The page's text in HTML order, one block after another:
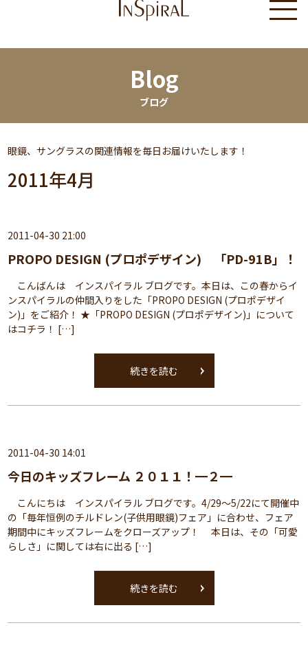
Blog
ブログ
眼鏡、サングラスの関連情報を毎日お届けいたします！
2011年4月
2011-04-30 21:00
PROPO DESIGN (プロポデザイン) 「PD-91B」！
こんばんは インスパイラル ブログです。本日は、この春からイ
ンスパイラルの仲間入りをした「PROPO DESIGN (プロポデザイ
ン)」をご紹介！ ★「PROPO DESIGN (プロポデザイン)」について
はコチラ！ […]
続きを読む
2011-04-30 14:01
今日のキッズフレーム ２０１１！━２━
こんにちは インスパイラル ブログです。4/29～5/22にて開催中
の「毎年恒例のチルドレン(子供用眼鏡)フェア」に合わせ、フェア
期間中にキッズフレームをクローズアップ！ 本日は、その「可愛
らしさ」に関しては右に出る […]
続きを読む